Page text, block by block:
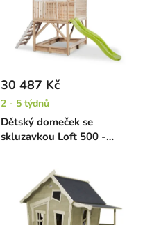
Dětský domeček se
skluzavkou Loft 500 -
30 487 Kč
2 - 5 týdnů